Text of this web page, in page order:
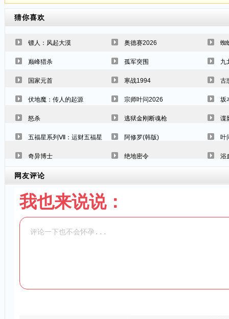
猜你喜欢
镖人：风起大漠 奥德赛2026 蜘
巅峰猎杀 孤军突围 九
国家元首 寒战1994 古
伏地魔：传人的起源 宗师叶问2026 坂
怒杀 逃狱金刚断魂枪 谍
五福星系列Ⅶ：运财五福星 阿修罗(韩版) 叶
奇异博士 绝地密令 浴
网友评论
我也来说说：